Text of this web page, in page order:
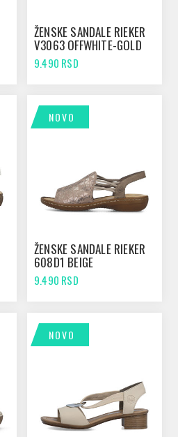
ŽENSKE SANDALE RIEKER
V3063 OFFWHITE-GOLD
9.490 RSD
NOVO
ŽENSKE SANDALE RIEKER
608D1 BEIGE
9.490 RSD
NOVO